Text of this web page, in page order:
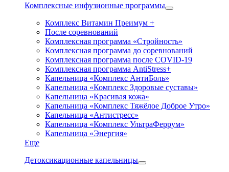
Комплексные инфузионные программы
Комплекс Витамин Преимум +
После соревнований
Комплексная программа «Стройность»
Комплексная программа до соревнований
Комплексная программа после COVID-19
Комплексная программа AntiStress+
Капельница «Комплекс АнтиБоль»
Капельница «Комплекс Здоровые суставы»
Капельница «Красивая кожа»
Капельница «Комплекс Тяжёлое Доброе Утро»
Капельница «Антистресс»
Капельница «Комплекс УльтраФеррум»
Капельница «Энергия»
Еще
Детоксикационные капельницы